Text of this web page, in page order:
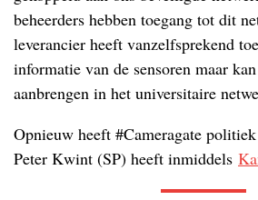
beheerders hebben toegang tot dit
leverancier heeft vanzelfsprekend
informatie van de sensoren maar
aanbrengen in het universitaire
Opnieuw heeft #Cameragate
Peter Kwint (SP) heeft inmiddels